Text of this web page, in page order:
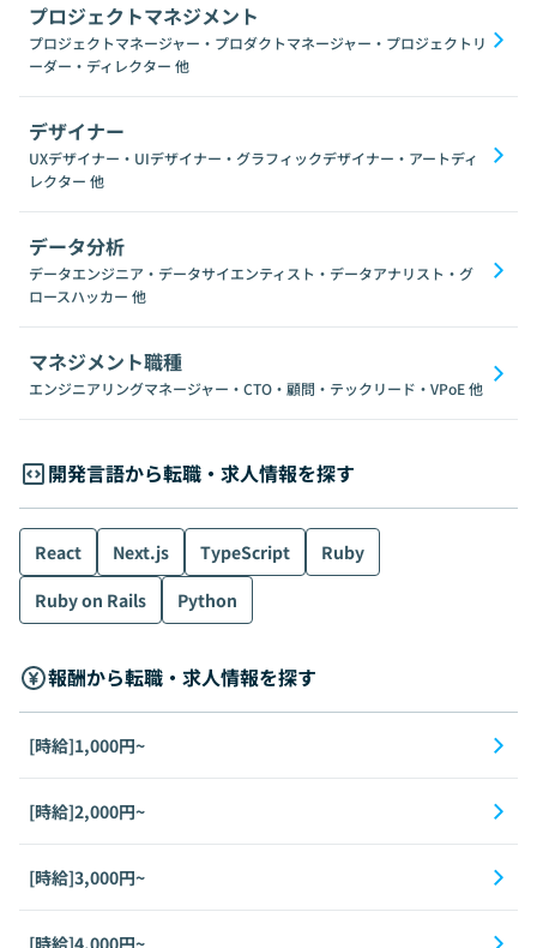
プロジェクトマネジメント
プロジェクトマネージャー・プロダクトマネージャー・プロジェクトリ
ーダー・ディレクター 他
デザイナー
UXデザイナー・UIデザイナー・グラフィックデザイナー・アートディ
レクター 他
データ分析
データエンジニア・データサイエンティスト・データアナリスト・グ
ロースハッカー 他
マネジメント職種
エンジニアリングマネージャー・CTO・顧問・テックリード・VPoE他
開発言語から転職・求人情報を探す
React Next.js TypeScript
Ruby
Ruby on Rails
Python
報酬から転職・求人情報を探す
[時給]1,000円~
[時給]2,000円~
[時給]3,000円~